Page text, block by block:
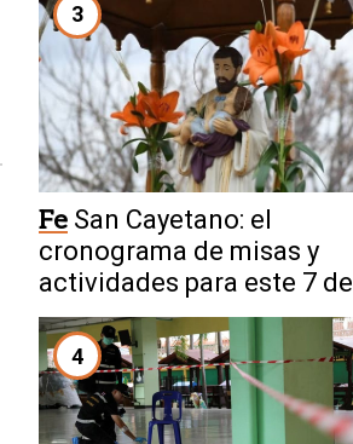
3
Fe San Cayetano: el
cronograma de misas y
actividades para este 7 de
agosto
4